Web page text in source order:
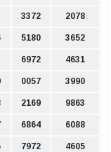
3372 2078
5180 3652
6972 4631
0057 3990
2169 9863
6864 6088
7972 4605